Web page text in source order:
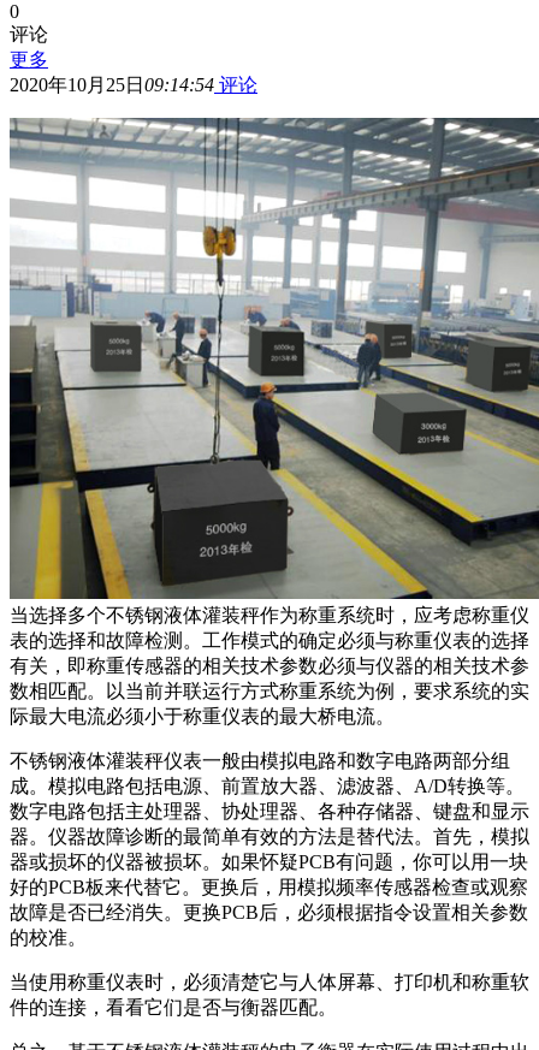
0
评论
更多
2020年10月25日 09:14:54 评论
当选择多个不锈钢液体灌装秤作为称重系统时，应考虑称重仪
表的选择和故障检测。工作模式的确定必须与称重仪表的选择
有关，即称重传感器的相关技术参数必须与仪器的相关技术参
数相匹配。以当前并联运行方式称重系统为例，要求系统的实
际最大电流必须小于称重仪表的最大桥电流。
不锈钢液体灌装秤仪表一般由模拟电路和数字电路两部分组
成。模拟电路包括电源、前置放大器、滤波器、A/D转换等。
数字电路包括主处理器、协处理器、各种存储器、键盘和显示
器。仪器故障诊断的最简单有效的方法是替代法。首先，模拟
器或损坏的仪器被损坏。如果怀疑PCB有问题，你可以用一块
好的PCB板来代替它。更换后，用模拟频率传感器检查或观察
故障是否已经消失。更换PCB后，必须根据指令设置相关参数
的校准。
当使用称重仪表时，必须清楚它与人体屏幕、打印机和称重软
件的连接，看看它们是否与衡器匹配。